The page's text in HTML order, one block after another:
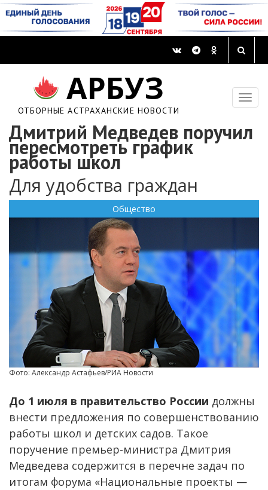
АРБУЗ
ОТБОРНЫЕ АСТРАХАНСКИЕ НОВОСТИ
Дмитрий Медведев поручил
пересмотреть график
работы школ
Для удобства граждан
Общество
Фото: Александр Астафьев/РИА Новости
До 1 июля в правительство России должны
внести предложения по совершенствованию
работы школ и детских садов. Такое
поручение премьер-министра Дмитрия
Медведева содержится в перечне задач по
итогам форума «Национальные проекты —